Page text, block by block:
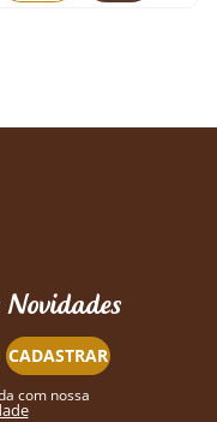
Novidades
CADASTRAR
com nossa